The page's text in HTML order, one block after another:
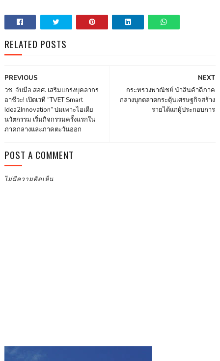
RELATED POSTS
NEXT
กระทรวงพาณิชย์ นำสินค้าดีภาค
กลางบุกตลาดกระตุ้นเศรษฐกิจสร้าง
รายได้แก่ผู้ประกอบการ
PREVIOUS
วช. จับมือ สอศ. เสริมแกร่งบุคลากร
อาชีวะ! เปิดเวที “TVET Smart
Idea2Innovation” บ่มเพาะไอเดีย
นวัตกรรม เริ่มกิจกรรมครั้งแรกใน
ภาคกลางและภาคตะวันออก
POST A COMMENT
ไม่มีความคิดเห็น